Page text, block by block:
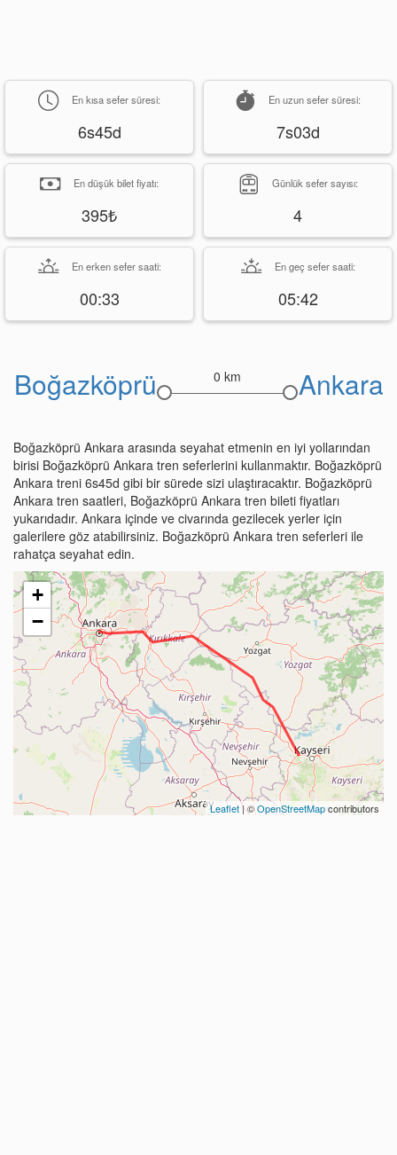
En kısa sefer süresi:
6s45d
En uzun sefer süresi:
7s03d
En düşük bilet fiyatı:
395₺
Günlük sefer sayısı:
4
En erken sefer saati:
00:33
En geç sefer saati:
05:42
Boğazköprü 0 km Ankara
Boğazköprü Ankara arasında seyahat etmenin en iyi yollarından
birisi Boğazköprü Ankara tren seferlerini kullanmaktır. Boğazköprü
Ankara treni 6s45d gibi bir sürede sizi ulaştıracaktır. Boğazköprü
Ankara tren saatleri, Boğazköprü Ankara tren bileti fiyatları
yukarıdadır. Ankara içinde ve civarında gezilecek yerler için
galerilere göz atabilirsiniz. Boğazköprü Ankara tren seferleri ile
rahatça seyahat edin.
+
−
Leaflet| ©OpenStreetMapcontributors